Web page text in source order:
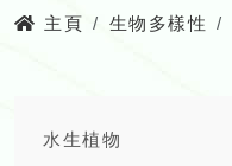
主頁 生物多樣性
水生植物